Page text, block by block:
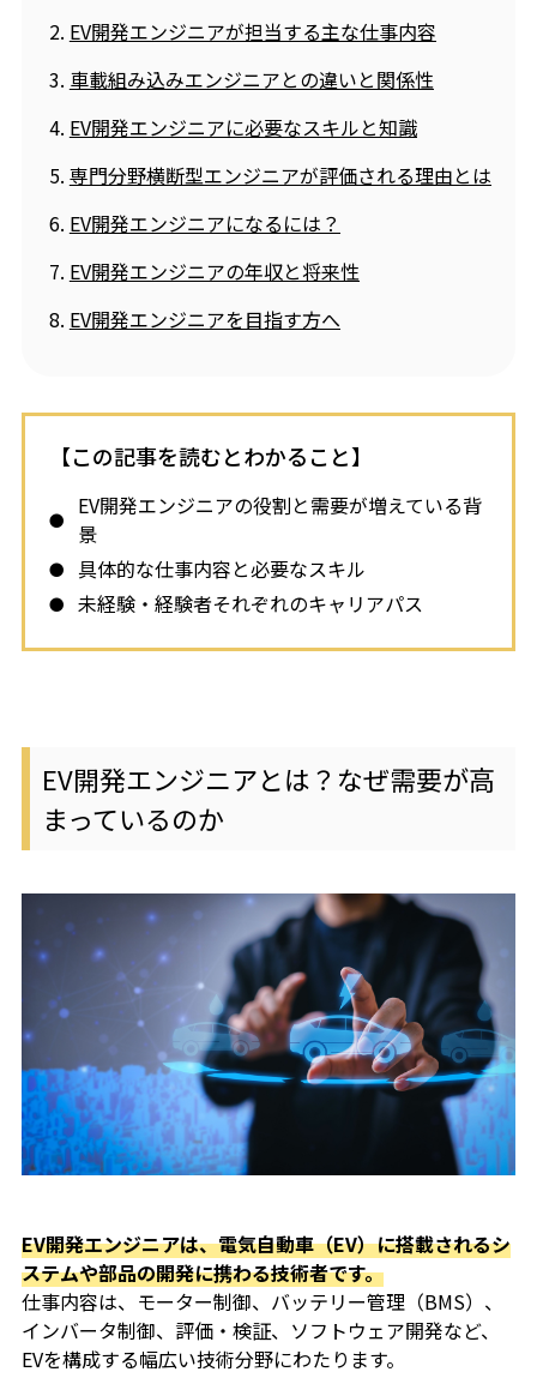
EV開発エンジニアが担当する主な仕事内容
車載組み込みエンジニアとの違いと関係性
EV開発エンジニアに必要なスキルと知識
専門分野横断型エンジニアが評価される理由とは
EV開発エンジニアになるには？
EV開発エンジニアの年収と将来性
EV開発エンジニアを目指す方へ
【この記事を読むとわかること】
EV開発エンジニアの役割と需要が増えている背
景
具体的な仕事内容と必要なスキル
未経験・経験者それぞれのキャリアパス
EV開発エンジニアとは？なぜ需要が高
まっているのか
EV開発エンジニアは、電気自動車（EV）に搭載されるシ
ステムや部品の開発に携わる技術者です。
仕事内容は、モーター制御、バッテリー管理（BMS）、
インバータ制御、評価・検証、ソフトウェア開発など、
EVを構成する幅広い技術分野にわたります。